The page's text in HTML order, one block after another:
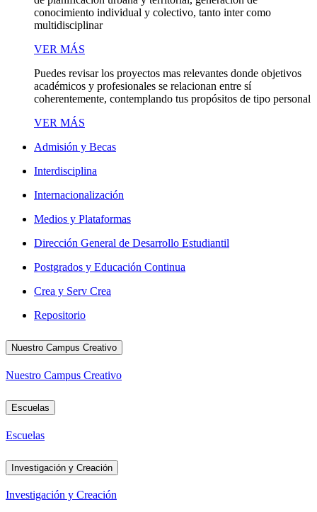
conocimiento individual y colectivo, tanto inter como
multidisciplinar
VER MÁS
Puedes revisar los proyectos mas relevantes donde objetivos
académicos y profesionales se relacionan entre sí
coherentemente, contemplando tus propósitos de tipo personal
VER MÁS
Admisión y Becas
Interdisciplina
Internacionalización
Medios y Plataformas
Dirección General de Desarrollo Estudiantil
Postgrados y Educación Continua
Crea y Serv Crea
Repositorio
Nuestro Campus Creativo
Nuestro Campus Creativo
Escuelas
Escuelas
Investigación y Creación
Investigación y Creación